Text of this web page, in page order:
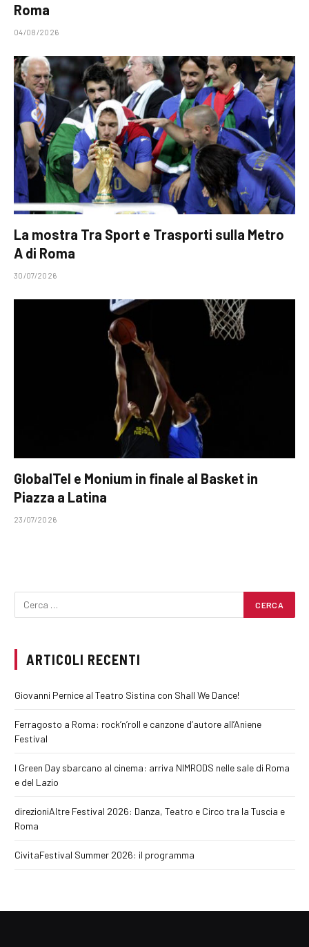
Roma
04/08/2026
La mostra Tra Sport e Trasporti sulla Metro
A di Roma
30/07/2026
GlobalTel e Monium in finale al Basket in
Piazza a Latina
23/07/2026
ARTICOLI RECENTI
Giovanni Pernice al Teatro Sistina con Shall We Dance!
Ferragosto a Roma: rock’n’roll e canzone d’autore all’Aniene
Festival
I Green Day sbarcano al cinema: arriva NIMRODS nelle sale di Roma
e del Lazio
direzioniAltre Festival 2026: Danza, Teatro e Circo tra la Tuscia e
Roma
CivitaFestival Summer 2026: il programma